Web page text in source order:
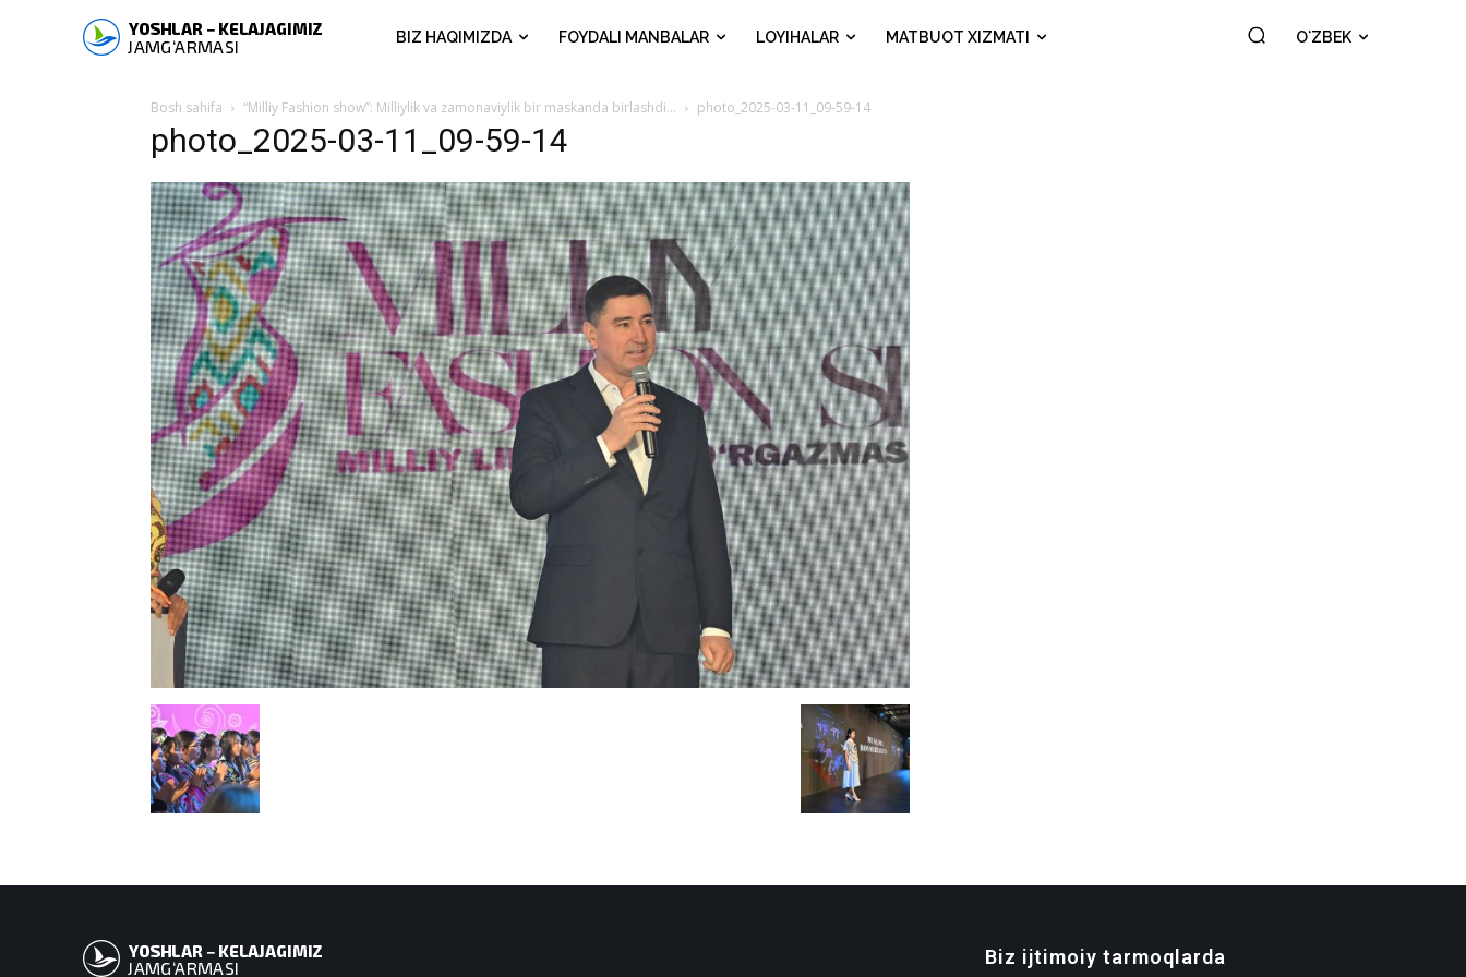
BIZ HAQIMIZDA FOYDALI MANBALAR LOYIHALAR MATBUOT XIZMATI OʻZBEK
Bosh sahifa “Milliy Fashion show”: Milliylik va zamonaviylik bir maskanda birlashdi… photo_2025-03-11_09-59-14
photo_2025-03-11_09-59-14
Biz ijtimoiy tarmoqlarda